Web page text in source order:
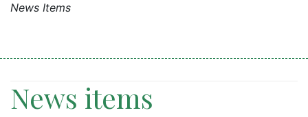
News Items
News items